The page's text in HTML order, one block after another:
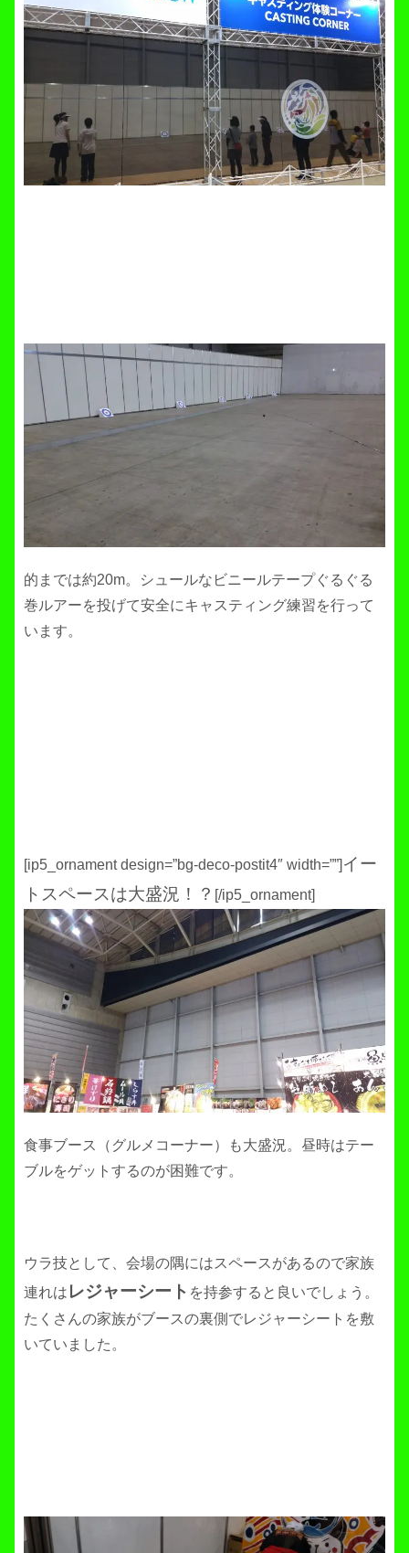
的までは約20m。シュールなビニールテープぐるぐる
巻ルアーを投げて安全にキャスティング練習を行って
います。
[ip5_ornament design=”bg-deco-postit4″ width=””] イー
トスペースは大盛況！？ [/ip5_ornament]
食事ブース（グルメコーナー）も大盛況。昼時はテー
ブルをゲットするのが困難です。
ウラ技として、会場の隅にはスペースがあるので家族
連れはレジャーシート を持参すると良いでしょう。
たくさんの家族がブースの裏側でレジャーシートを敷
いていました。